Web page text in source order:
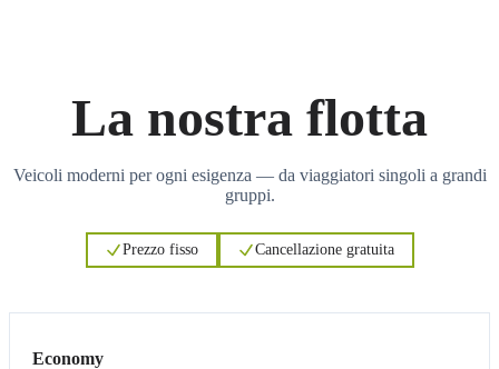
La nostra flotta
Veicoli moderni per ogni esigenza — da viaggiatori singoli a grandi
gruppi.
Prezzo fisso Cancellazione gratuita
Economy